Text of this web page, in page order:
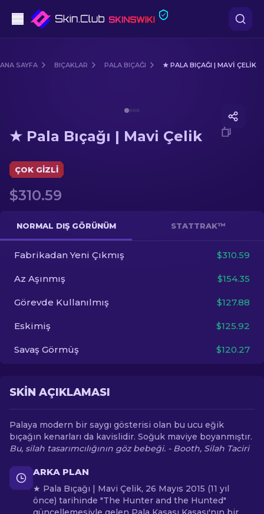
Dürbünlü Tüfek
Bıçaklar
Eldiven
Kasalar
Diğer
ANA SAYFA BIÇAKLAR PALA BIÇAĞI ★ PALA BIÇAĞI | MAVI ÇELIK
★ Pala Bıçağı | Mavi Çelik
ÇOK GIZLI
$310.59
NORMAL DIŞ GÖRÜNÜM STATTRAK™
Fabrikadan Yeni Çıkmış $310.59
Az Aşınmış $154.35
Görevde Kullanılmış $127.88
Eskimiş $125.92
Savaş Görmüş $120.27
SKIN AÇIKLAMASI
Palaya modern bir saygı gösterisi olan bu ucu eğik
bıçağın kenarları da kavislidir. Soğuk maviye boyanmıştır.
Bu, silah tasarımcılığının göz bebeği. - Booth, Silah Taciri
ARKA PLAN
★ Pala Bıçağı | Mavi Çelik, 26 Mayıs 2015 (11 yıl
önce) tarihinde "The Hunter and the Hunted"